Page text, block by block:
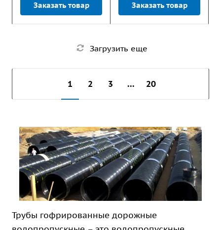
Заказать товар Заказать товар
Загрузить еще
1 2 3 ... 20
Трубы гофрированные дорожные